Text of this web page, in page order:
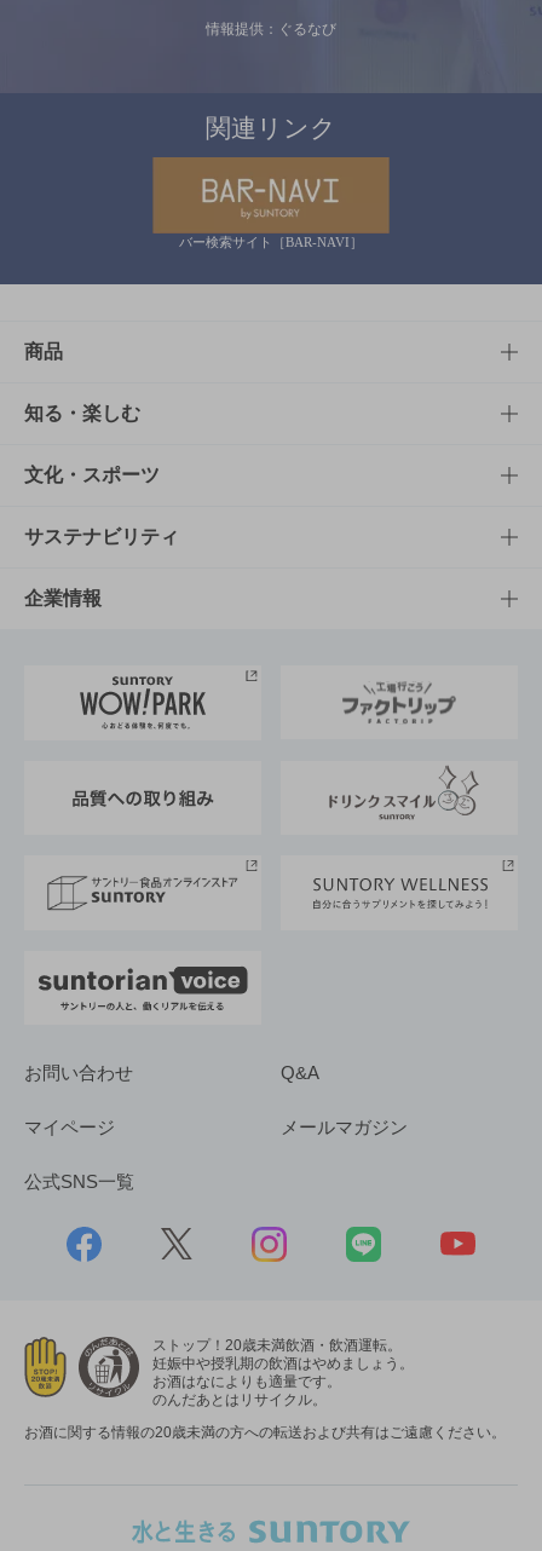
情報提供：ぐるなび
関連リンク
バー検索サイト［BAR-NAVI］
商品
商品TOP
商品一覧
商品発売情報
栄養成分一覧
知る・楽しむ
知る・楽しむTOP
キャンペーン
工場見学
地域情報
文化・スポーツ
文化・スポーツTOP
サントリーホール
サントリーサンバーズ大阪
サステナビリティ
サステナビリティTOP
サントリーが考えるサステナビリティ経営
企業情報
企業概要
採用情報
お問い合わせ Q&A
マイページ メールマガジン
公式SNS一覧
ストップ！20歳未満飲酒・飲酒運転。
妊娠中や授乳期の飲酒はやめましょう。
お酒はなによりも適量です。
のんだあとはリサイクル。
お酒に関する情報の20歳未満の方への転送および共有はご遠慮ください。